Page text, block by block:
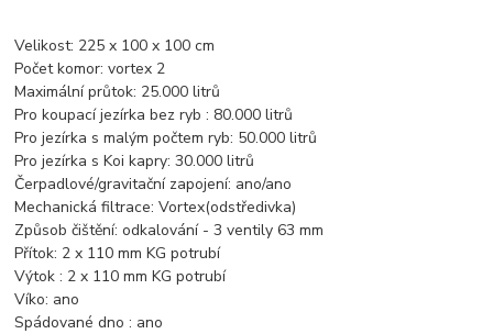
Velikost: 225 x 100 x 100 cm
Počet komor: vortex 2
Maximální průtok: 25.000 litrů
Pro koupací jezírka bez ryb : 80.000 litrů
Pro jezírka s malým počtem ryb: 50.000 litrů
Pro jezírka s Koi kapry: 30.000 litrů
Čerpadlové/gravitační zapojení: ano/ano
Mechanická filtrace: Vortex(odstředivka)
Způsob čištění: odkalování - 3 ventily 63 mm
Přítok: 2 x 110 mm KG potrubí
Výtok : 2 x 110 mm KG potrubí
Víko: ano
Spádované dno : ano